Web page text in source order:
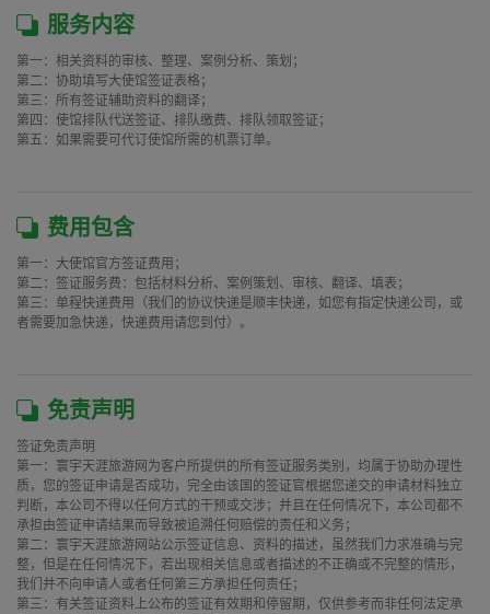
服务内容
第一：相关资料的审核、整理、案例分析、策划；
第二：协助填写大使馆签证表格；
第三：所有签证辅助资料的翻译；
第四：使馆排队代送签证、排队缴费、排队领取签证；
第五：如果需要可代订使馆所需的机票订单。
费用包含
第一：大使馆官方签证费用；
第二：签证服务费：包括材料分析、案例策划、审核、翻译、填表；
第三：单程快递费用（我们的协议快递是顺丰快递，如您有指定快递公司，或
者需要加急快递，快递费用请您到付）。
免责声明
签证免责声明
第一：寰宇天涯旅游网为客户所提供的所有签证服务类别，均属于协助办理性
质，您的签证申请是否成功，完全由该国的签证官根据您递交的申请材料独立
判断，本公司不得以任何方式的干预或交涉；并且在任何情况下，本公司都不
承担由签证申请结果而导致被追溯任何赔偿的责任和义务；
第二：寰宇天涯旅游网站公示签证信息、资料的描述，虽然我们力求准确与完
整，但是在任何情况下，若出现相关信息或者描述的不正确或不完整的情形，
我们并不向申请人或者任何第三方承担任何责任；
第三：有关签证资料上公布的签证有效期和停留期，仅供参考而非任何法定承